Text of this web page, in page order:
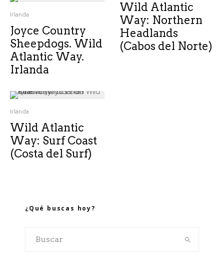
Irlanda
Joyce Country
Sheepdogs. Wild
Atlantic Way.
Irlanda
Irlanda
Wild Atlantic
Way: Surf Coast
(Costa del Surf)
Wild Atlantic
Way: Northern
Headlands
(Cabos del Norte)
¿Qué buscas hoy?